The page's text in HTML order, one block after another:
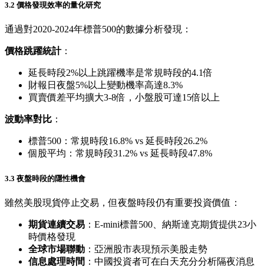
3.2 價格發現效率的量化研究
通過對2020-2024年標普500的數據分析發現：
價格跳躍統計：
延長時段2%以上跳躍機率是常規時段的4.1倍
財報日夜盤5%以上變動機率高達8.3%
買賣價差平均擴大3-8倍，小盤股可達15倍以上
波動率對比 ：
標普500：常規時段16.8% vs 延長時段26.2%
個股平均：常規時段31.2% vs 延長時段47.8%
3.3 夜盤時段的隱性機會
雖然美股現貨停止交易，但夜盤時段仍有重要投資價值：
期貨連續交易 ：E-mini標普500、納斯達克期貨提供23小
時價格發現
全球市場聯動 ：亞洲股市表現預示美股走勢
信息處理時間 ：中國投資者可在白天充分分析隔夜消息